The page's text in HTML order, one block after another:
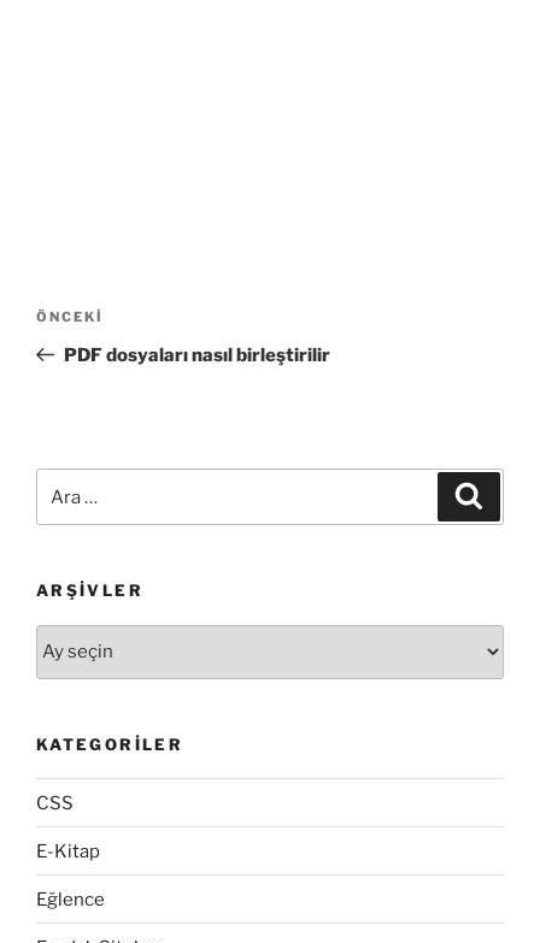
Yazı
Önceki
Yazı
ÖNCEKI
PDF dosyaları nasıl birleştirilir
ARŞIVLER
KATEGORILER
CSS
E-Kitap
Eğlence